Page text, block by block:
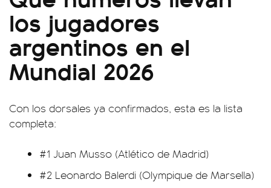
los jugadores
argentinos en el
Mundial 2026
Con los dorsales ya confirmados, esta es la lista
completa:
#1 Juan Musso (Atlético de Madrid)
#2 Leonardo Balerdi (Olympique de Marsella)